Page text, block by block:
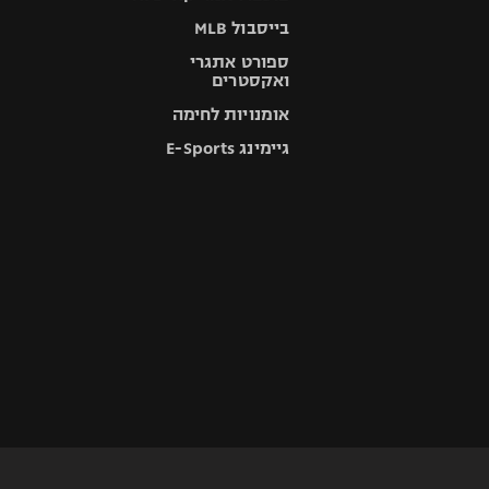
בייסבול MLB
ספורט אתגרי
ואקסטרים
אומנויות לחימה
גיימינג E-Sports